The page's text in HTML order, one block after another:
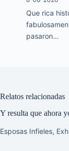
Que rica
pasaron…
Relatos relacionadas
Y resulta que ahora
Esposas Infieles,